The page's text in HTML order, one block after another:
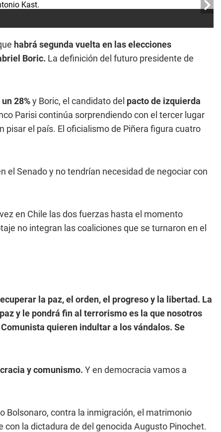
habrá segunda vuelta en las elecciones
Boric. La definición del futuro presidente de
28%y Boric, el candidato del pacto de izquierda
Parisi continúa sorprendiendo con el tercer lugar
pisar el país. El oficialismo de Piñera figura cuatro
el Senado y no tendrían necesidad de negociar con
en Chile las dos fuerzas hasta el momento
no integran las coaliciones que se turnaron en el
la paz, el orden, el progreso y la libertad. La
y le pondrá fin al terrorismo es la que nosotros
quieren indultar a los vándalos. Se
y comunismo. Y en democracia vamos a
Bolsonaro, contra la inmigración, el matrimonio
la dictadura de del genocida Augusto Pinochet.